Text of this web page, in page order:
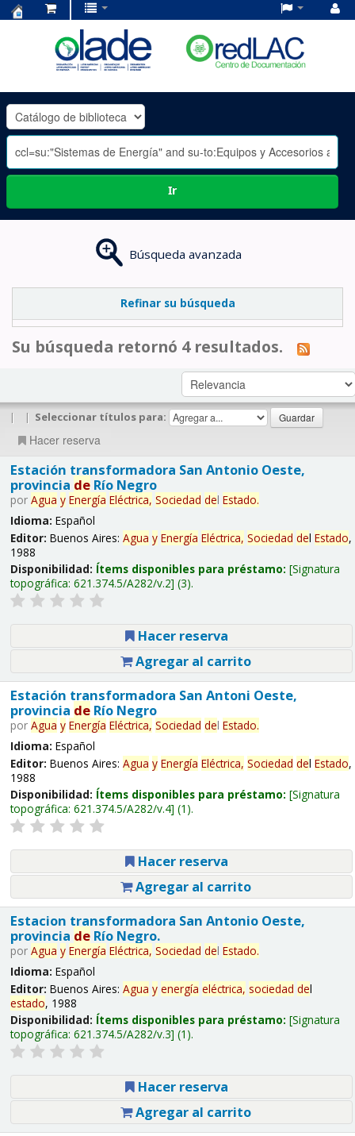
OLADE
-
Ir
Búsqueda avanzada
Refinar su búsqueda
Su búsqueda retornó 4 resultados.
| | Seleccionar títulos para:
Hacer reserva
Estación transformadora San Antonio Oeste,
provincia deRío Negro
por Agua y Energía Eléctrica, Sociedad del Estado.
Idioma: Español
Editor: Buenos Aires: Agua y Energía Eléctrica, Sociedad del Estado,
1988
Disponibilidad: Ítems disponibles para préstamo: Signatura
topográfica: 621.374.5/A282/v.2 (3).
Hacer reserva
Agregar al carrito
Estación transformadora San Antoni Oeste,
provincia deRío Negro
por Agua y Energía Eléctrica, Sociedad del Estado.
Idioma: Español
Editor: Buenos Aires: Agua y Energía Eléctrica, Sociedad del Estado,
1988
Disponibilidad: Ítems disponibles para préstamo: Signatura
topográfica: 621.374.5/A282/v.4 (1).
Hacer reserva
Agregar al carrito
Estacion transformadora San Antonio Oeste,
provincia deRío Negro.
por Agua y Energía Eléctrica, Sociedad del Estado.
Idioma: Español
Editor: Buenos Aires: Agua y energía eléctrica, sociedad del
estado, 1988
Disponibilidad: Ítems disponibles para préstamo: Signatura
topográfica: 621.374.5/A282/v.3 (1).
Hacer reserva
Agregar al carrito